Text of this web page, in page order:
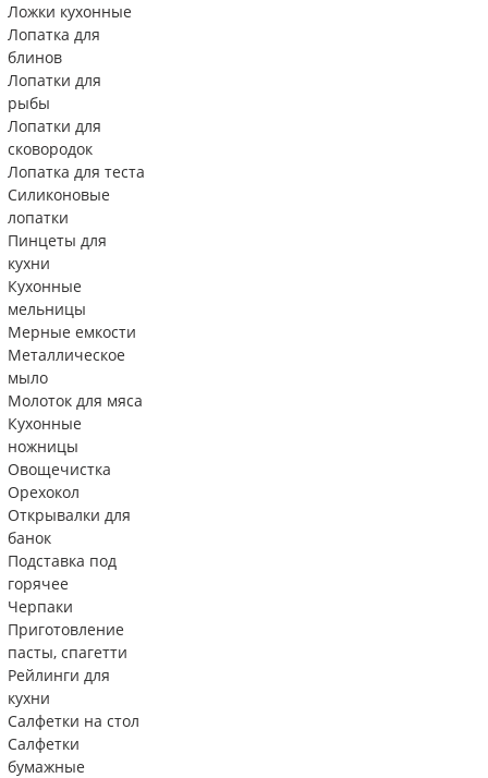
Ложки кухонные
Лопатка для
блинов
Лопатки для
рыбы
Лопатки для
сковородок
Лопатка для теста
Силиконовые
лопатки
Пинцеты для
кухни
Кухонные
мельницы
Мерные емкости
Металлическое
мыло
Молоток для мяса
Кухонные
ножницы
Овощечистка
Орехокол
Открывалки для
банок
Подставка под
горячее
Черпаки
Приготовление
пасты, спагетти
Рейлинги для
кухни
Салфетки на стол
Салфетки
бумажные